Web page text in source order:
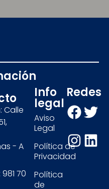
Calle
- A
70
Info
legal
Aviso
Legal
Política de
Privacidad
Política
de
Redes